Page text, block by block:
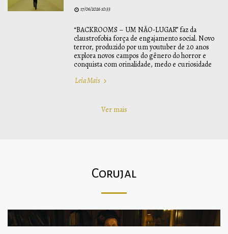
17/06/2026 10:33
“BACKROOMS – UM NÃO-LUGAR” faz da
claustrofobia força de engajamento social. Novo
terror, produzido por um youtuber de 20 anos
explora novos campos do gênero do horror e
conquista com orinalidade, medo e curiosidade
Leia Mais
Ver mais
Corujal